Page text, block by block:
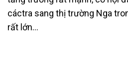
cáctra sang thị trường Nga
rất lớn…